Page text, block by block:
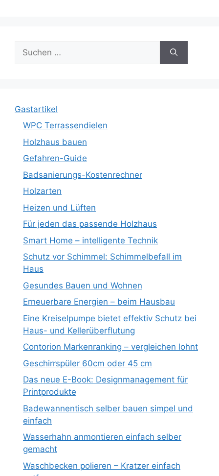
nach:
Gastartikel
WPC Terrassendielen
Holzhaus bauen
Gefahren-Guide
Badsanierungs-Kostenrechner
Holzarten
Heizen und Lüften
Für jeden das passende Holzhaus
Smart Home – intelligente Technik
Schutz vor Schimmel: Schimmelbefall im
Haus
Gesundes Bauen und Wohnen
Erneuerbare Energien – beim Hausbau
Eine Kreiselpumpe bietet effektiv Schutz bei
Haus- und Kellerüberflutung
Contorion Markenranking – vergleichen lohnt
Geschirrspüler 60cm oder 45 cm
Das neue E-Book: Designmanagement für
Printprodukte
Badewannentisch selber bauen simpel und
einfach
Wasserhahn anmontieren einfach selber
gemacht
Waschbecken polieren – Kratzer einfach